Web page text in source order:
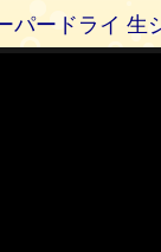
パードライ 生